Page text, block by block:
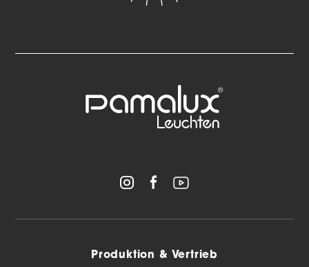
Produktion & Vertrieb